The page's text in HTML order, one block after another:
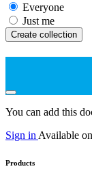
Everyone
Just me
Create collection
You can add this
Sign in Available
Products